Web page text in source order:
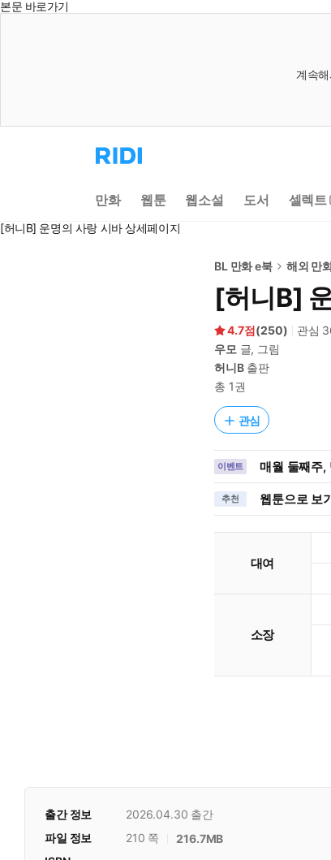
본문 바로가기
계속
리
디
으
로
동
만화 웹툰 웹소설 도서 셀렉트
[허니B] 운명의 사랑 시바 상세페이지
BL 만화 e북 해외 만
[허니B]
4.7 (250) 관심
우모 글, 그림
허니B출판
총 1권
관심
이벤트 매월 둘째주
추천 웹툰으로 보
대여
소장
출간 정보 2026.04.30 출간
파일 정보
210 쪽 216.7MB